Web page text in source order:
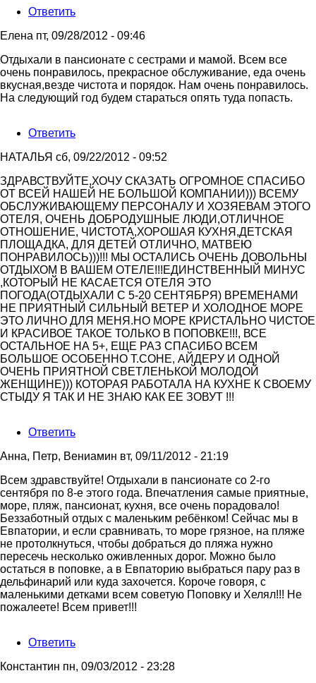
Ответить
Елена пт, 09/28/2012 - 09:46
Отдыхали в пансионате с сестрами и мамой. Всем все
очень понравилось, прекрасное обслуживание, еда очень
вкусная,везде чистота и порядок. Нам очень понравилось.
На следующий год будем стараться опять туда попасть.
Ответить
НАТАЛЬЯ сб, 09/22/2012 - 09:52
ЗДРАВСТВУЙТЕ,ХОЧУ СКАЗАТЬ ОГРОМНОЕ СПАСИБО
ОТ ВСЕЙ НАШЕЙ НЕ БОЛЬШОЙ КОМПАНИИ))) ВСЕМУ
ОБСЛУЖИВАЮЩЕМУ ПЕРСОНАЛУ И ХОЗЯЕВАМ ЭТОГО
ОТЕЛЯ, ОЧЕНЬ ДОБРОДУШНЫЕ ЛЮДИ,ОТЛИЧНОЕ
ОТНОШЕНИЕ, ЧИСТОТА,ХОРОШАЯ КУХНЯ,ДЕТСКАЯ
ПЛОЩАДКА, ДЛЯ ДЕТЕЙ ОТЛИЧНО, МАТВЕЮ
ПОНРАВИЛОСЬ)))!!! МЫ ОСТАЛИСЬ ОЧЕНЬ ДОВОЛЬНЫ
ОТДЫХОМ В ВАШЕМ ОТЕЛЕ!!!ЕДИНСТВЕННЫЙ МИНУС
,КОТОРЫЙ НЕ КАСАЕТСЯ ОТЕЛЯ ЭТО
ПОГОДА(ОТДЫХАЛИ С 5-20 СЕНТЯБРЯ) ВРЕМЕНАМИ
НЕ ПРИЯТНЫЙ СИЛЬНЫЙ ВЕТЕР И ХОЛОДНОЕ МОРЕ
ЭТО ЛИЧНО ДЛЯ МЕНЯ.НО МОРЕ КРИСТАЛЬНО ЧИСТОЕ
И КРАСИВОЕ ТАКОЕ ТОЛЬКО В ПОПОВКЕ!!!, ВСЕ
ОСТАЛЬНОЕ НА 5+, ЕЩЕ РАЗ СПАСИБО ВСЕМ
БОЛЬШОЕ ОСОБЕННО Т.СОНЕ, АЙДЕРУ И ОДНОЙ
ОЧЕНЬ ПРИЯТНОЙ СВЕТЛЕНЬКОЙ МОЛОДОЙ
ЖЕНЩИНЕ))) КОТОРАЯ РАБОТАЛА НА КУХНЕ К СВОЕМУ
СТЫДУ Я ТАК И НЕ ЗНАЮ КАК ЕЕ ЗОВУТ !!!
Ответить
Анна, Петр, Вениамин вт, 09/11/2012 - 21:19
Всем здравствуйте! Отдыхали в пансионате со 2-го
сентября по 8-е этого года. Впечатления самые приятные,
море, пляж, пансионат, кухня, все очень порадовало!
Беззаботный отдых с маленьким ребёнком! Сейчас мы в
Евпатории, и если сравнивать, то море грязное, на пляже
не протолкнуться, чтобы добраться до пляжа нужно
пересечь несколько оживленных дорог. Можно было
остаться в поповке, а в Евпаторию выбраться пару раз в
дельфинарий или куда захочется. Короче говоря, с
маленькими детками всем советую Поповку и Хелял!!! Не
пожалеете! Всем привет!!!
Ответить
Константин пн, 09/03/2012 - 23:28